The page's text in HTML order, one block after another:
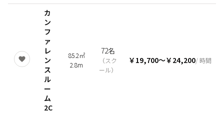
カ
ン
フ
ァ
レ
ン
ス
ル
ー
ム
2C
85.2㎡
2.8m
72名
（スク
ール）
￥19,700〜￥24,200/ 時間